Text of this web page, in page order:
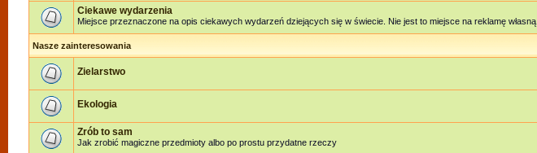
Ciekawe wydarzenia
Miejsce przeznaczone na opis ciekawych wydarzeń dziejących się w świecie. Nie jest to miejsce na reklamę własną.
Nasze zainteresowania
Zielarstwo
Ekologia
Zrób to sam
Jak zrobić magiczne przedmioty albo po prostu przydatne rzeczy